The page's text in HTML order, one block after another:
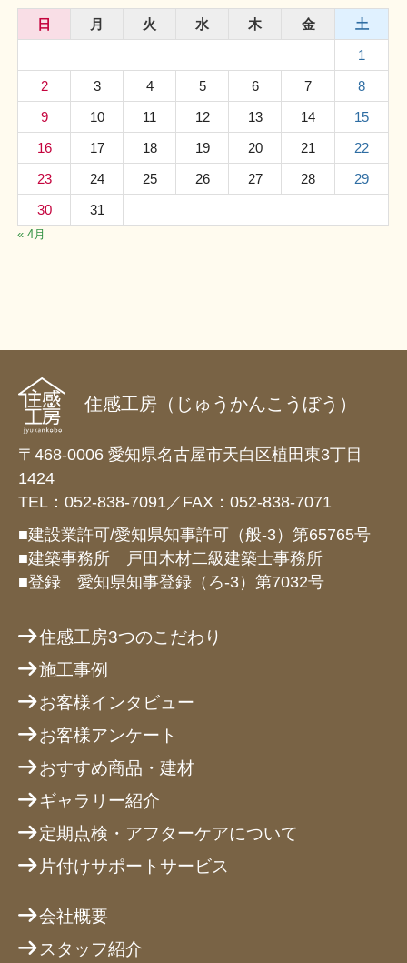
日 月 火 水 木 金
土
1
2
3 4 5 6 7
8
9
10 11 12 13 14
15
16
17 18 19 20 21
22
23
24 25 26 27 28
29
30
31
« 4月
住感工房（じゅうかんこうぼう）
〒468-0006 愛知県名古屋市天白区植田東3丁目
1424
TEL：052-838-7091／FAX：052-838-7071
■建設業許可/愛知県知事許可（般-3）第65765号
■建築事務所 戸田木材二級建築士事務所
■登録 愛知県知事登録（ろ-3）第7032号
住感工房3つのこだわり
施工事例
お客様インタビュー
お客様アンケート
おすすめ商品・建材
ギャラリー紹介
定期点検・アフターケアについて
片付けサポートサービス
会社概要
スタッフ紹介